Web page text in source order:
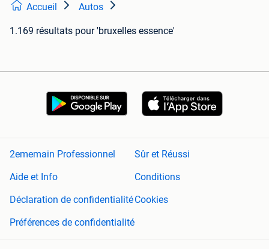
Accueil Autos
1.169 résultats pour 'bruxelles essence'
2ememain Professionnel
Sûr et Réussi
Aide et Info
Conditions
Déclaration de confidentialitéCookies
Préférences de confidentialité